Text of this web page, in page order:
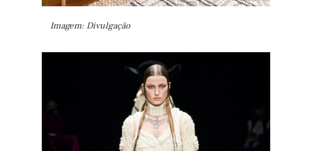
Imagem: Divulgação